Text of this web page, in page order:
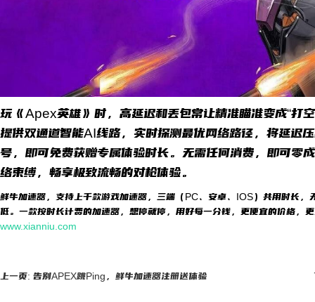
玩《Apex英雄》时，高延迟和丢包常让精准瞄准变成“打
提供双通道智能AI线路，实时探测最优网络路径，将延迟
号，即可免费获赠专属体验时长。无需任何消费，即可零
络束缚，畅享极致流畅的对枪体验。
鲜牛加速器，支持上千款游戏加速器，三端（PC、安卓、IOS）共用时长
低。一款按时长计费的加速器，想停就停，用好每一分钱，更便宜的价格，
www.xianniu.com
上一页: 告别APEX跳Ping，鲜牛加速器注册送体验